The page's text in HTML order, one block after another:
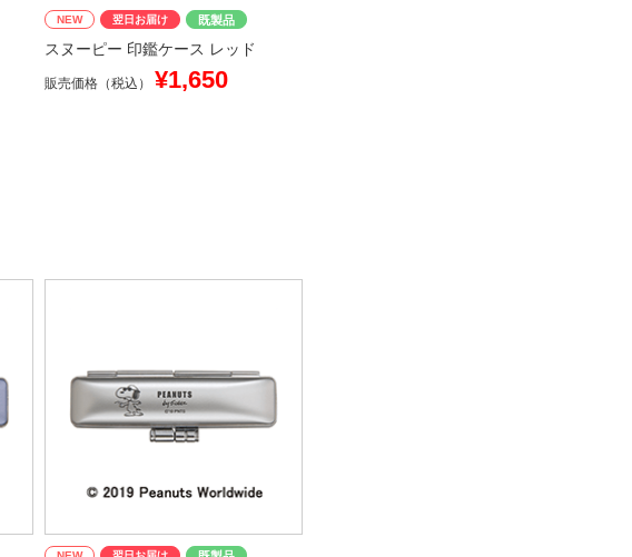
NEW 翌日お届け 既製品
スヌーピー 印鑑ケース レッド
販売価格（税込） ¥1,650